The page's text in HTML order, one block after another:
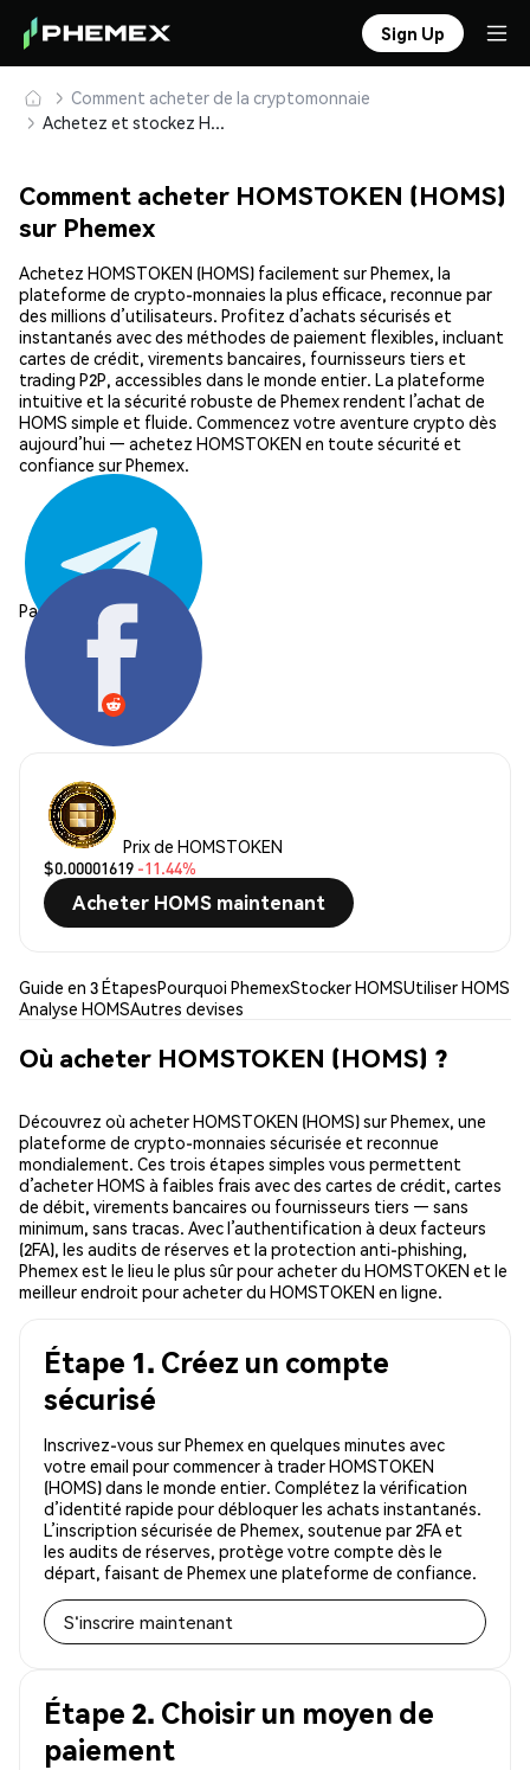
Sign Up
Comment acheter de la cryptomonnaie
Achetez et stockez HOMSTOKEN (HOMS) en toute sécurité
Comment acheter HOMSTOKEN (HOMS)
sur Phemex
Achetez HOMSTOKEN (HOMS) facilement sur Phemex, la
plateforme de crypto-monnaies la plus efficace, reconnue par
des millions d’utilisateurs. Profitez d’achats sécurisés et
instantanés avec des méthodes de paiement flexibles, incluant
cartes de crédit, virements bancaires, fournisseurs tiers et
trading P2P, accessibles dans le monde entier. La plateforme
intuitive et la sécurité robuste de Phemex rendent l’achat de
HOMS simple et fluide. Commencez votre aventure crypto dès
aujourd’hui — achetez HOMSTOKEN en toute sécurité et
confiance sur Phemex.
Partager:
Prix de HOMSTOKEN
$0.00001619 -11.44%
Acheter HOMS maintenant
Guide en 3 ÉtapesPourquoi PhemexStocker HOMSUtiliser HOMS
Analyse HOMSAutres devises
Où acheter HOMSTOKEN (HOMS) ?
Découvrez où acheter HOMSTOKEN (HOMS) sur Phemex, une
plateforme de crypto-monnaies sécurisée et reconnue
mondialement. Ces trois étapes simples vous permettent
d’acheter HOMS à faibles frais avec des cartes de crédit, cartes
de débit, virements bancaires ou fournisseurs tiers — sans
minimum, sans tracas. Avec l’authentification à deux facteurs
(2FA), les audits de réserves et la protection anti-phishing,
Phemex est le lieu le plus sûr pour acheter du HOMSTOKEN et le
meilleur endroit pour acheter du HOMSTOKEN en ligne.
Étape 1. Créez un compte
sécurisé
Inscrivez-vous sur Phemex en quelques minutes avec
votre email pour commencer à trader HOMSTOKEN
(HOMS) dans le monde entier. Complétez la vérification
d’identité rapide pour débloquer les achats instantanés.
L’inscription sécurisée de Phemex, soutenue par 2FA et
les audits de réserves, protège votre compte dès le
départ, faisant de Phemex une plateforme de confiance.
S'inscrire maintenant
Étape 2. Choisir un moyen de
paiement